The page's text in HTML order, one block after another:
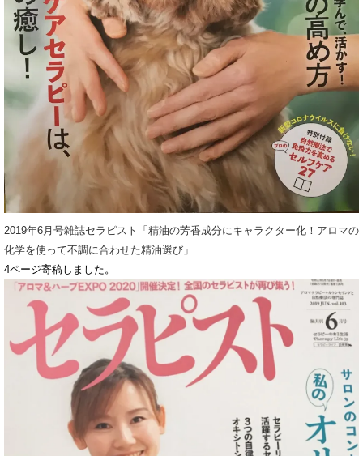
2019年6月号雑誌セラピスト「精油の芳香成分にキャラクター化！アロマの
化学を使って不調に合わせた精油選び」
4ページ寄稿しました。